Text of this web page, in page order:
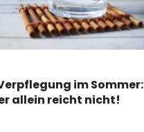
im Sommer:
allein reicht nicht!